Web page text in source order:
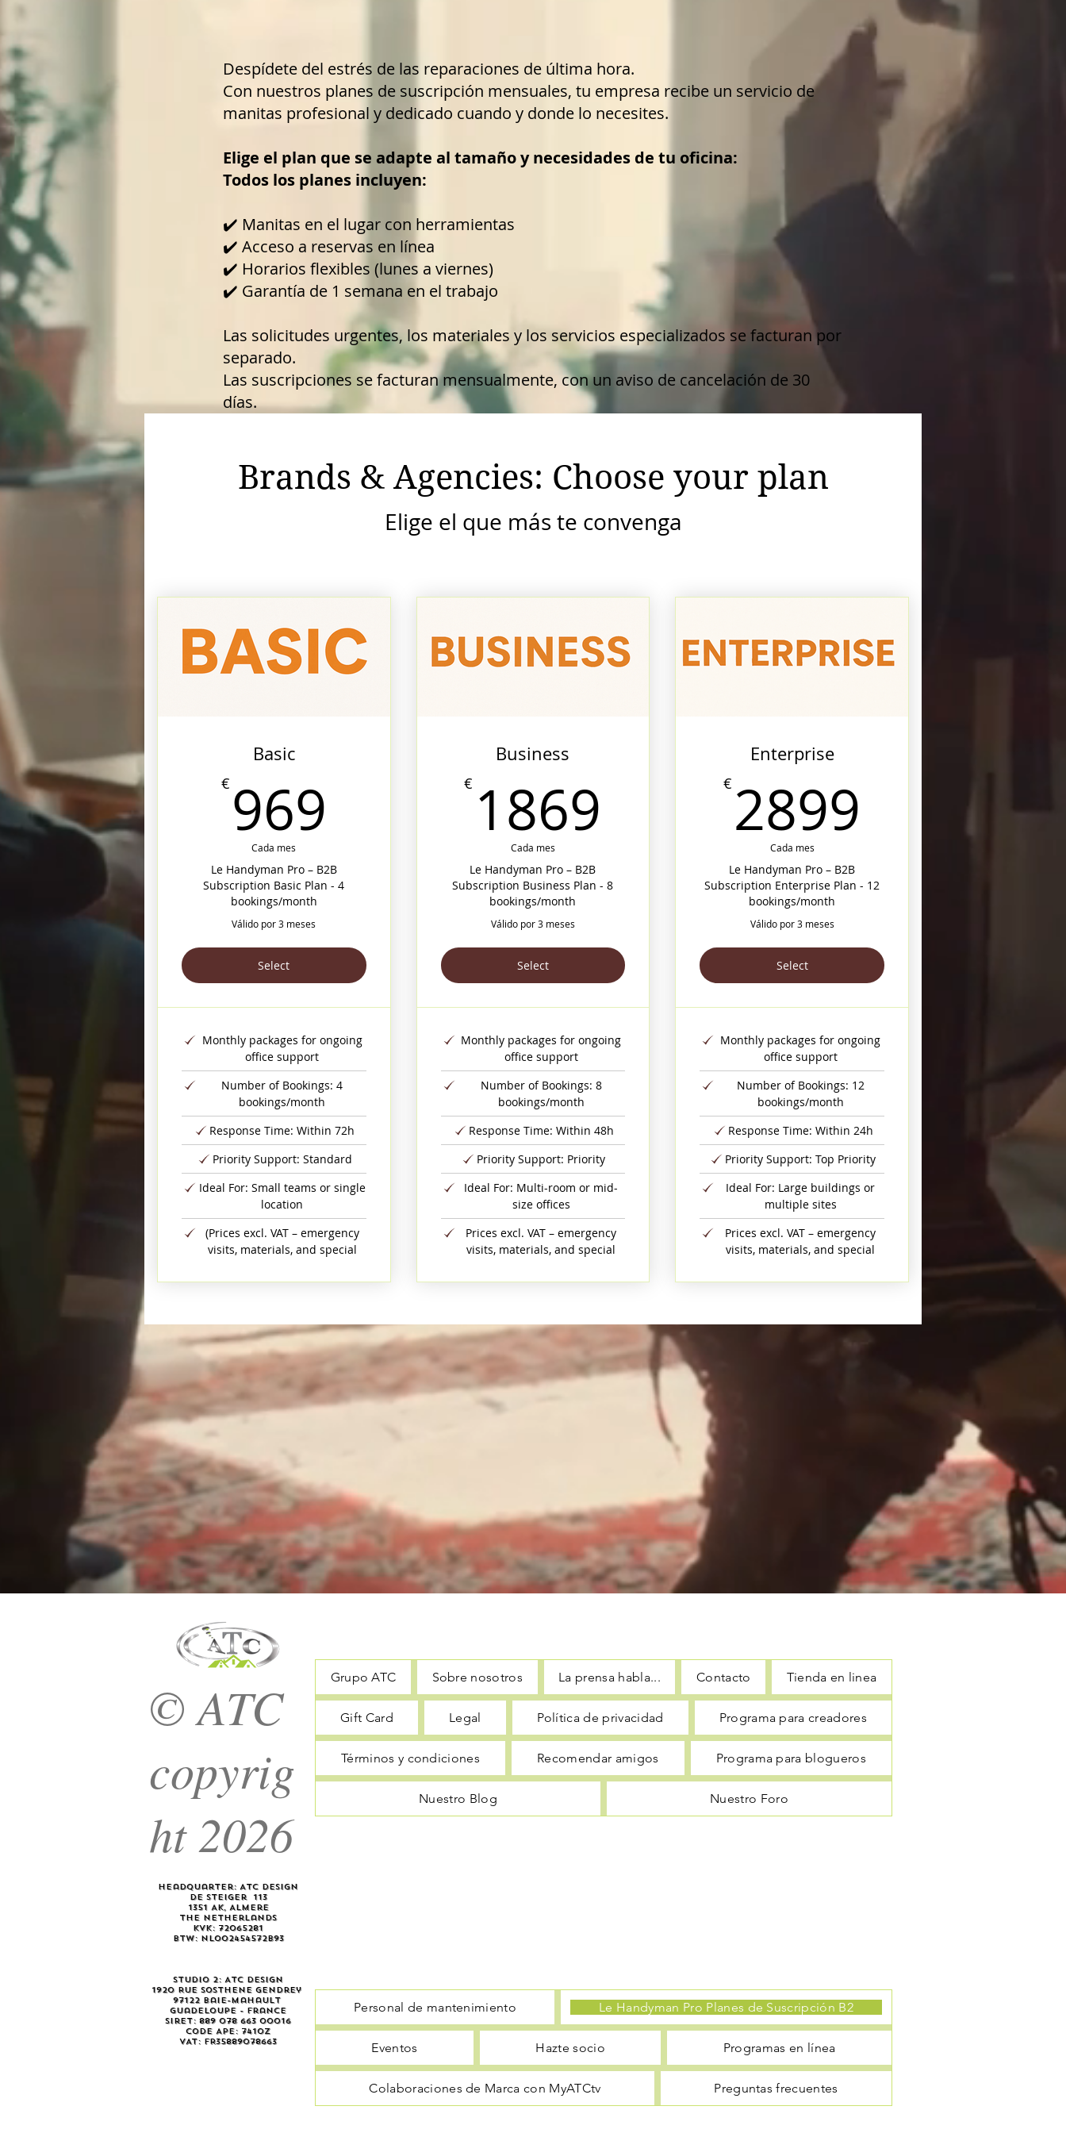
Despídete del estrés de las reparaciones de última hora.
Con nuestros planes de suscripción mensuales, tu empresa recibe un servicio de
manitas profesional y dedicado cuando y donde lo necesites.
Elige el plan que se adapte al tamaño y necesidades de tu oficina:
Todos los planes incluyen:
✔️ Manitas en el lugar con herramientas
✔️ Acceso a reservas en línea
✔️ Horarios flexibles (lunes a viernes)
✔️ Garantía de 1 semana en el trabajo
Las solicitudes urgentes, los materiales y los servicios especializados se facturan por
separado.
Las suscripciones se facturan mensualmente, con un aviso de cancelación de 30
días.
Brands & Agencies: Choose your plan
Elige el que más te convenga
Basic
€ 969
Cada mes
Le Handyman Pro – B2B
Subscription Basic Plan - 4
bookings/month
Válido por 3 meses
Select
Monthly packages for ongoing
office support
Number of Bookings: 4
bookings/month
Response Time: Within 72h
Priority Support: Standard
Ideal For: Small teams or single
location
(Prices excl. VAT – emergency
visits, materials, and special
Business
€ 1869 1869€
Cada mes
Le Handyman Pro – B2B
Subscription Business Plan - 8
bookings/month
Válido por 3 meses
Select
Monthly packages for ongoing
office support
Number of Bookings: 8
bookings/month
Response Time: Within 48h
Priority Support: Priority
Ideal For: Multi-room or mid-
size offices
Prices excl. VAT – emergency
visits, materials, and special
Enterprise
€ 2899 2899€
Cada mes
Le Handyman Pro – B2B
Subscription Enterprise Plan - 12
bookings/month
Válido por 3 meses
Select
Monthly packages for ongoing
office support
Number of Bookings: 12
bookings/month
Response Time: Within 24h
Priority Support: Top Priority
Ideal For: Large buildings or
multiple sites
Prices excl. VAT – emergency
visits, materials, and special
© ATC
copyrig
ht 2026
Headquarter: ATC Design
De Steiger 113
1351 AK, Almere
the Netherlands
KvK: 72065281
BTW: NL002454572B93
Studio 2: ATC Design
1920 Rue Sosthene Gendrey
97122 Baie-mahault
Guadeloupe - France
Siret: 889 078 663 00016
Code APE: 7410Z
VAT: FR35889078663
Grupo ATC Sobre nosotros La prensa habla... Contacto Tienda en linea
Gift Card Legal Política de privacidad Programa para creadores
Términos y condiciones Recomendar amigos Programa para blogueros
Nuestro Blog Nuestro Foro
Personal de mantenimiento Le Handyman Pro Planes de Suscripción B2
Eventos Hazte socio Programas en línea
Colaboraciones de Marca con MyATCtv Preguntas frecuentes